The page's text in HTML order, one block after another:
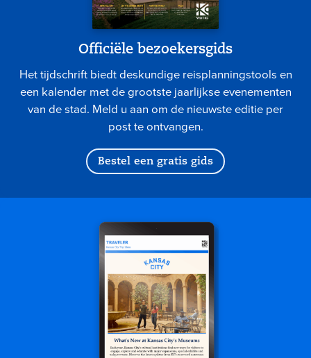
Officiële bezoekersgids
Het tijdschrift biedt deskundige reisplanningstools en
een kalender met de grootste jaarlijkse evenementen
van de stad. Meld u aan om de nieuwste editie per
post te ontvangen.
Bestel een gratis gids